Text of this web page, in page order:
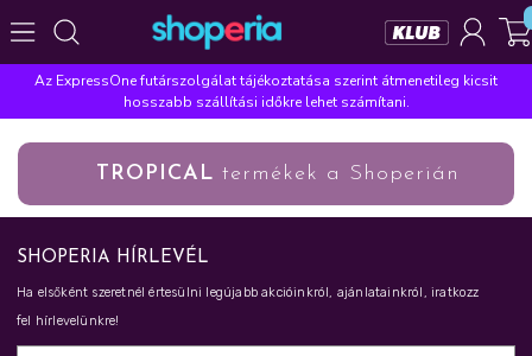
Népszerű kategóriák
Szépségápolás Élelmiszer Mosás Mosogatás
Takarítás Baba-mama Háztartás
Pampers Lenor
Népszerű keresések
Az ExpressOne futárszolgálat tájékoztatása szerint átmenetileg kicsit
hosszabb szállítási időkre lehet számítani.
TROPICAL termékek a Shoperián
SHOPERIA HÍRLEVÉL
Ha elsőként szeretnél értesülni legújabb akcióinkról, ajánlatainkról, iratkozz
fel hírlevelünkre!